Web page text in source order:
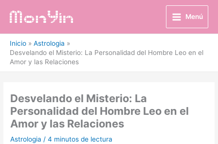
Menú
Inicio
Astrologia
Desvelando el Misterio: La Personalidad del Hombre Leo en el
Amor y las Relaciones
Desvelando el Misterio: La
Personalidad del Hombre Leo en el
Amor y las Relaciones
Astrologia /4 minutos de lectura